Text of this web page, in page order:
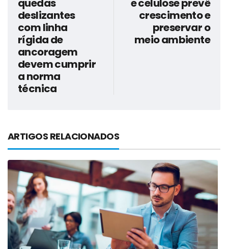
quedas
deslizantes
com linha
rígida de
ancoragem
devem cumprir
a norma
técnica
e celulose prevê
crescimento e
preservar o
meio ambiente
ARTIGOS RELACIONADOS